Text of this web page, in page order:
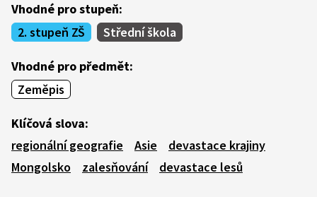
Vhodné pro stupeň:
2. stupeň ZŠ
Střední škola
Vhodné pro předmět:
Zeměpis
Klíčová slova:
regionální geografie
Asie
devastace krajiny
Mongolsko
zalesňování devastace lesů